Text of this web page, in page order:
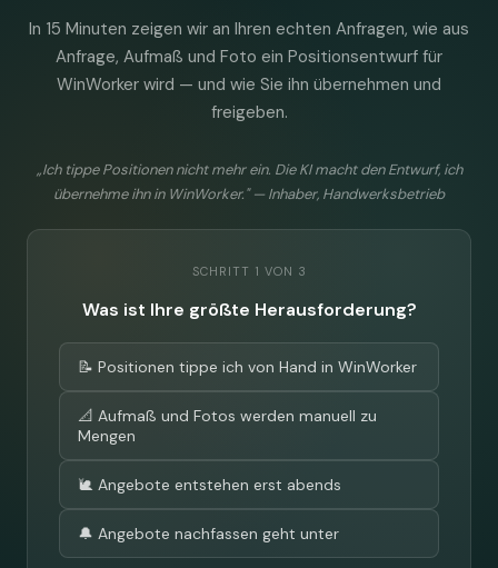
In 15 Minuten zeigen wir an Ihren echten Anfragen, wie aus
Anfrage, Aufmaß und Foto ein Positionsentwurf für
WinWorker wird — und wie Sie ihn übernehmen und
freigeben.
„Ich tippe Positionen nicht mehr ein. Die KI macht den Entwurf, ich
übernehme ihn in WinWorker." — Inhaber, Handwerksbetrieb
SCHRITT 1 VON 3
Was ist Ihre größte Herausforderung?
📝 Positionen tippe ich von Hand in WinWorker
📐 Aufmaß und Fotos werden manuell zu
Mengen
🐌 Angebote entstehen erst abends
🔔 Angebote nachfassen geht unter